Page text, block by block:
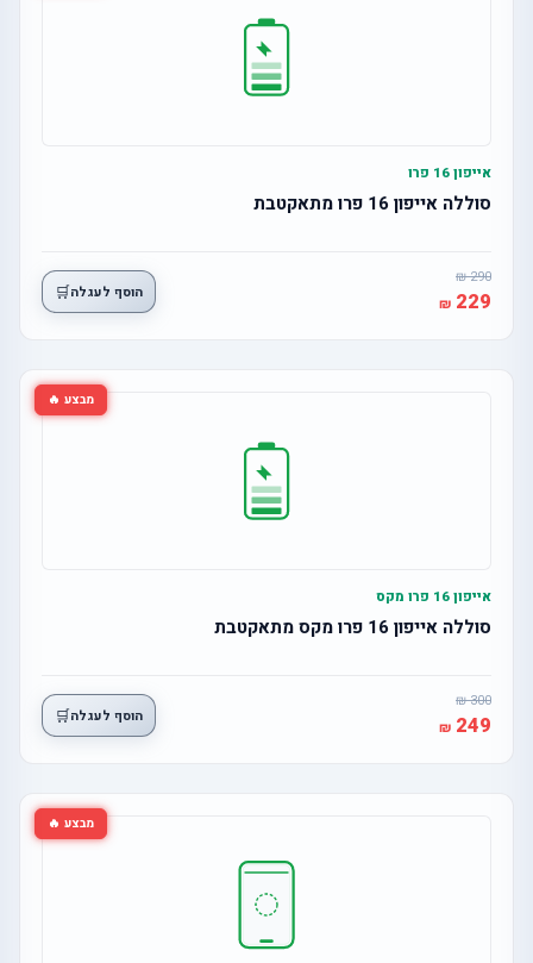
אייפון 16 פרו
סוללה אייפון 16 פרו מתאקטבת
290
229 הוסף לעגלה🛒
מבצע 🔥
אייפון 16 פרו מקס
סוללה אייפון 16 פרו מקס מתאקטבת
300
249 הוסף לעגלה🛒
מבצע 🔥